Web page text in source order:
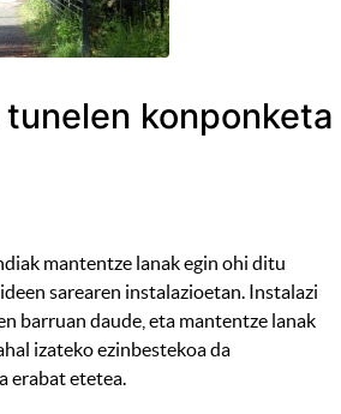
konponketa
mantentze lanak egin ohi ditu
sarearen instalazioetan. Instalazi
barruan daude, eta mantentze lanak
izateko ezinbestekoa da
erabat etetea.